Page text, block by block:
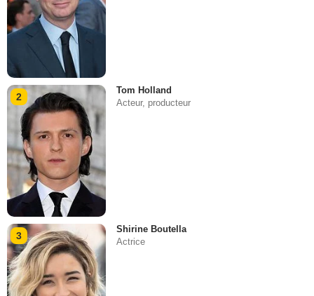
2
Tom Holland
Acteur, producteur
3
Shirine Boutella
Actrice